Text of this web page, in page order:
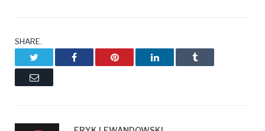
SHARE.
TwitterFacebookPinterestLinkedInTumblr
Email